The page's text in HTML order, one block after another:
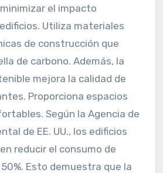
el impacto
Utiliza materiales
de construcción que
de carbono. Además, la
mejora la calidad de
Proporciona espacios
Según la Agencia de
de EE. UU., los edificios
reducir el consumo de
Esto demuestra que la